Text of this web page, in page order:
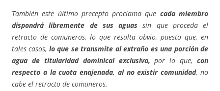
También este último precepto proclama que cada miembro
dispondrá libremente de sus aguas sin que proceda el
retracto de comuneros, lo que resulta obvio, puesto que, en
tales casos, lo que se transmite al extraño es una porción de
agua de titularidad dominical exclusiva, por lo que, con
respecto a la cuota enajenada, al no existir comunidad, no
cabe el retracto de comuneros.